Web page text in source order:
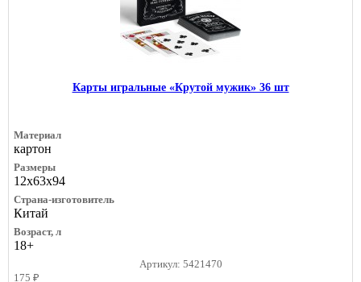
Карты игральные «Крутой мужик» 36 шт
Материал
картон
Размеры
12х63х94
Страна-изготовитель
Китай
Возраст, л
18+
Артикул: 5421470
175 ₽